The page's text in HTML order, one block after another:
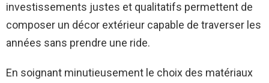
investissements justes et qualitatifs permettent de
composer un décor extérieur capable de traverser les
années sans prendre une ride.
En soignant minutieusement le choix des matériaux